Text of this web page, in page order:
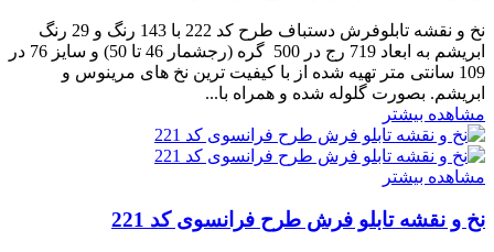
نخ و نقشه تابلوفرش دستباف طرح کد 222 با 143 رنگ و 29 رنگ
ابریشم به ابعاد 719 رج در 500 گره (رجشمار 46 تا 50) و سایز 76 در
109 سانتی متر تهیه شده از با کیفیت ترین نخ های مرینوس و
ابریشم. بصورت گلوله شده و همراه با...
مشاهده بیشتر
مشاهده بیشتر
نخ و نقشه تابلو فرش طرح فرانسوی کد 221